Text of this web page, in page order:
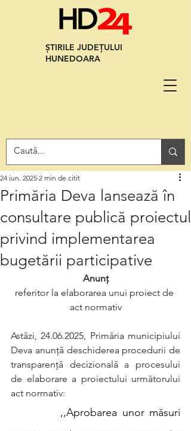
ȘTIRILE JUDEȚULUI
HUNEDOARA
Primăria Deva lansează în
consultare publică proiectul
privind implementarea
bugetării participative
24 iun. 2025 2 min de citit
Anunţ
referitor la elaborarea unui proiect de
act normativ
Astăzi, 24.06.2025, Primăria municipiului
Deva anunţă deschiderea procedurii de
transparenţă decizională a procesului
de elaborare a proiectului următorului
act normativ:
,,Aprobarea unor măsuri